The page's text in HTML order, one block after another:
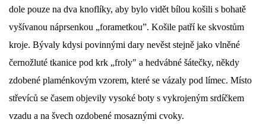
Kontakt:
tel. 773 916 275
info@domdej.cz
--------------------------------------------------------------
Tento projekt je realizován za finanční podpory
města Domažlice.
dole pouze na dva knoflíky, aby bylo vidět bílou košili s bohatě
vyšívanou náprsenkou „forametkou”. Košile patří ke skvostům
kroje. Bývaly kdysi povinnými dary nevěst stejně jako vlněné
černožluté tkanice pod krk „froly" a hedvábné šátečky, někdy
zdobené plaménkovým vzorem, které se vázaly pod límec. Místo
střevíců se časem objevily vysoké boty s vykrojeným srdíčkem
vzadu a na švech ozdobené mosaznými cvoky.